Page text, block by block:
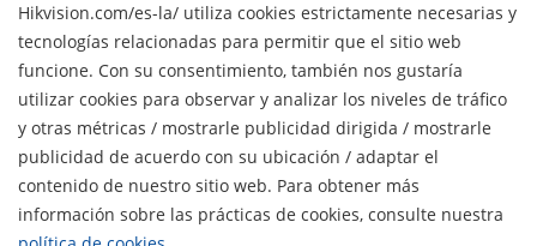
Hikvision.com/es-la/ utiliza cookies estrictamente necesarias y
tecnologías relacionadas para permitir que el sitio web
funcione. Con su consentimiento, también nos gustaría
utilizar cookies para observar y analizar los niveles de tráfico
y otras métricas / mostrarle publicidad dirigida / mostrarle
publicidad de acuerdo con su ubicación / adaptar el
contenido de nuestro sitio web. Para obtener más
información sobre las prácticas de cookies, consulte nuestra
Preguntas Frecuentes
Hikvision Embedded Open Platform (HEOP)
Centro de Contenido
SDKs de Integración
SDK de integración
Mapa de recursos
Dónde Comprar
Productos Descontinuados
Hikvision eLearning
Lista de Eventos
Mapa del Sitio
Contáctanos
Suscripción al newsletter
© 2026 Hangzhou Hikvision Digital Technology Co., Ltd. Todos
los derechos reservados.
Políticas de privacidad